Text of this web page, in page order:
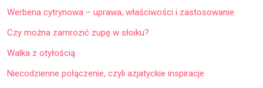
Werbena cytrynowa – uprawa, właściwości i zastosowanie
Czy można zamrozić zupę w słoiku?
Walka z otyłością
Niecodzienne połączenie, czyli azjatyckie inspiracje